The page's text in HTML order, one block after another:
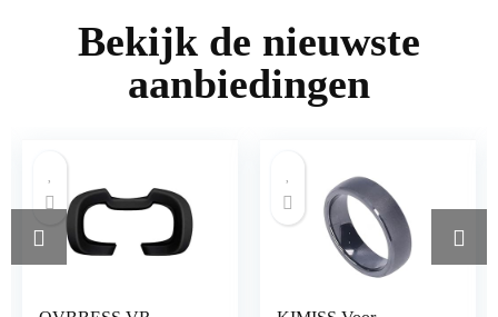
Bekijk de nieuwste
aanbiedingen